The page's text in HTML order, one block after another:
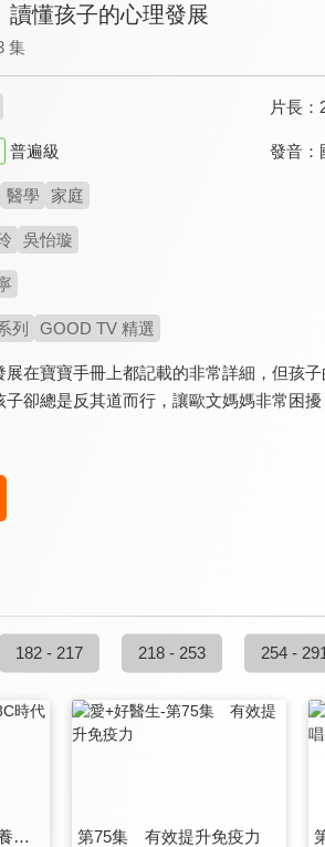
懂孩子的心理發展
集
片長：
普遍級 發音：
醫學 家庭
吳怡璇
列 GOOD TV 精選
展在寶寶手冊上都記載的非常詳細，但孩
子卻總是反其道而行，讓歐文媽媽非常困
182 - 217 218 - 253 254 - 291
第74集 3C時代的教養議題 第75集 有效提升免疫力